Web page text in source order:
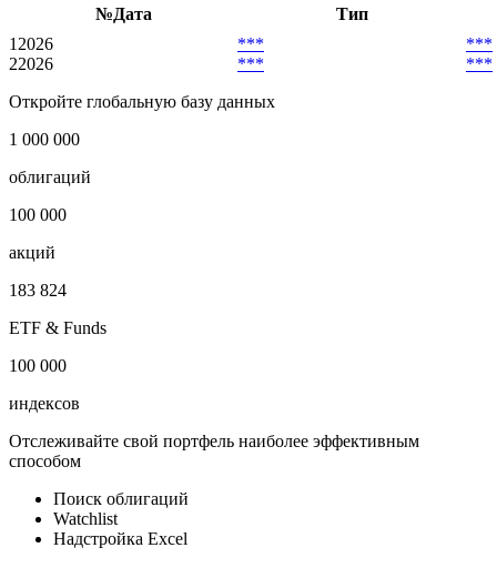
№Дата
Тип
1 2026 ***
***
22026 ***
***
Откройте глобальную базу данных
1 000 000
облигаций
100 000
акций
183 824
ETF & Funds
100 000
индексов
Отслеживайте свой портфель наиболее эффективным
способом
Поиск облигаций
Watchlist
Надстройка Excel